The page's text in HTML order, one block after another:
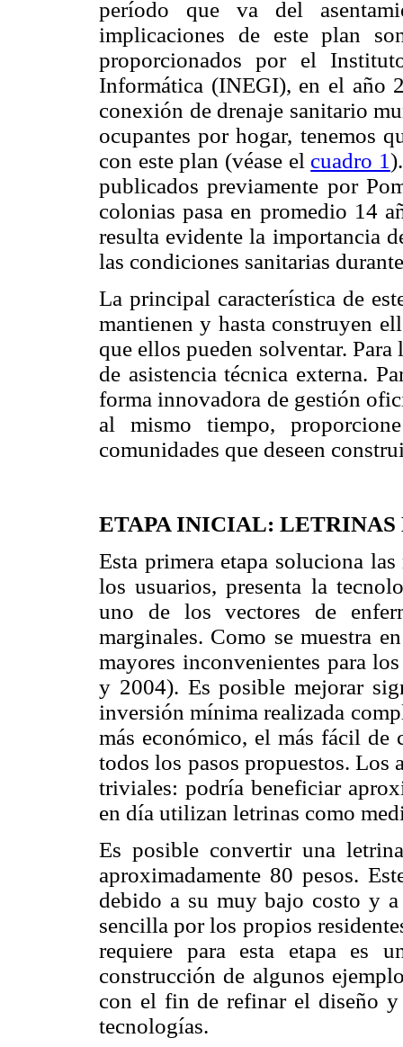
período que va del
implicaciones de este plan
proporcionados por el
Informática (INEGI), en el año
conexión de drenaje sanitario
ocupantes por hogar, tenemos
con este plan (véase el cuadro 1
publicados previamente por
colonias pasa en promedio 14
resulta evidente la importancia
las condiciones sanitarias
La principal característica de
mantienen y hasta construyen
que ellos pueden solventar. Para
de asistencia técnica externa.
forma innovadora de gestión
al mismo tiempo,
comunidades que deseen
ETAPA INICIAL: LETRINAS
Esta primera etapa soluciona
los usuarios, presenta la
uno de los vectores de
marginales. Como se muestra
mayores inconvenientes para
y 2004). Es posible mejorar
inversión mínima realizada
más económico, el más fácil
todos los pasos propuestos. Los
triviales: podría beneficiar
en día utilizan letrinas como
Es posible convertir una
aproximadamente 80 pesos.
debido a su muy bajo costo y
sencilla por los propios
requiere para esta etapa es
construcción de algunos
con el fin de refinar el diseño
tecnologías.